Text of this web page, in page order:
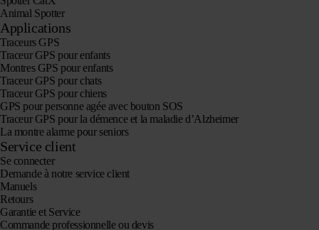
Animal Spotter
Applications
Traceurs GPS
Traceur GPS pour enfants
Montres GPS pour enfants
Traceur GPS pour chats
Traceur GPS pour chiens
GPS pour personne agée avec bouton SOS
Traceur GPS pour la démence et la maladie d’Alzheimer
La montre alarme pour seniors
Service client
Se connecter
Demande à notre service client
Manuels
Retours
Garantie et Service
Commande professionnelle ou devis